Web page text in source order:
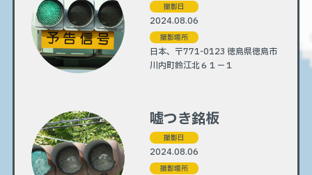
撮影日
2024.08.06
撮影場所
日本、〒771-0123 徳島県徳島市
川内町鈴江北６１−１
嘘つき銘板
撮影日
2024.08.06
撮影場所